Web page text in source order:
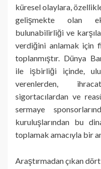
küresel olaylara,
gelişmekte olan
bulunabilirliği ve
verdiğini anlamak için
toplanmıştır. Dünya
ile işbirliği içinde,
verenlerden,
sigortacılardan ve
sermaye
kuruluşlarından bu
toplamak amacıyla bir
Araştırmadan çıkan